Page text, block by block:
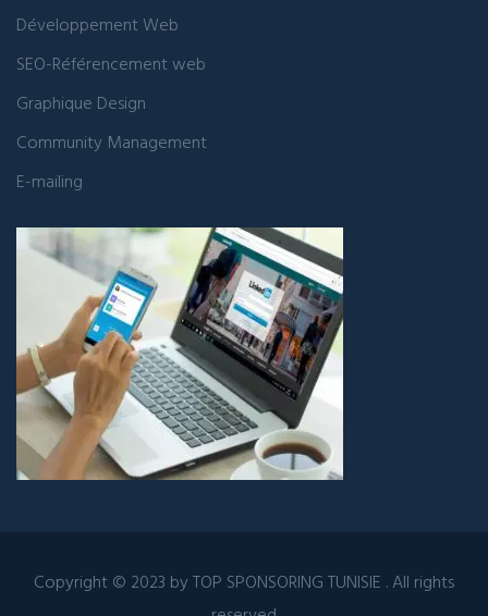
Développement Web
SEO-Référencement web
Graphique Design
Community Management
E-mailing
Copyright © 2023 by TOP SPONSORING TUNISIE . All rights